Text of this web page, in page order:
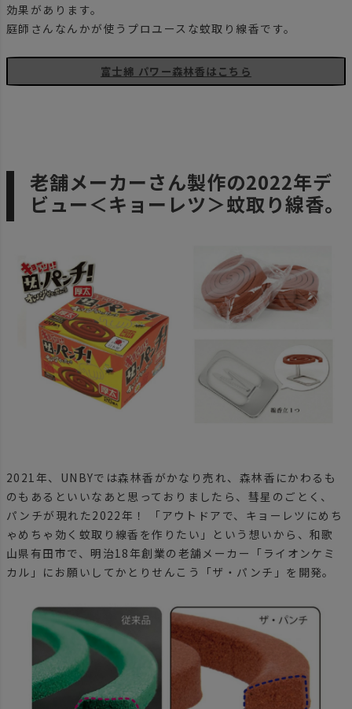
効果があります。
庭師さんなんかが使うプロユースな蚊取り線香です。
富士綿 パワー森林香はこちら
老舗メーカーさん製作の2022年デ
ビュー＜キョーレツ＞蚊取り線香。
2021年、UNBYでは森林香がかなり売れ、森林香にかわるも
のもあるといいなあと思っておりましたら、彗星のごとく、
パンチが現れた2022年！ 「アウトドアで、キョーレツにめち
ゃめちゃ効く蚊取り線香を作りたい」という想いから、和歌
山県有田市で、明治18年創業の老舗メーカー「ライオンケミ
カル」にお願いしてかとりせんこう「ザ・パンチ」を開発。